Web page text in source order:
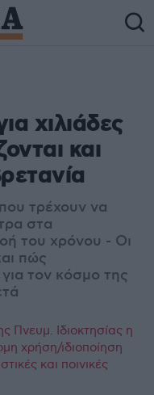
χιλιάδες
και
τρέχουν να
στα
του χρόνου - Οι
πώς
τον κόσμο της
Πνευμ. Ιδιοκτησίας η
χρήση/ιδιοποίηση
και ποινικές